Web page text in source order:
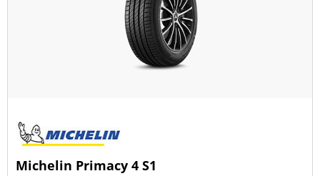
Všechny typy (108)
Typ vozidla
Všechny typy (108)
Michelin Primacy 4 S1